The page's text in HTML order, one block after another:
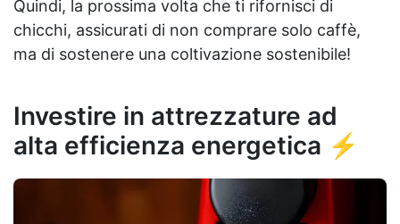
Quindi, la prossima volta che ti rifornisci di
chicchi, assicurati di non comprare solo caffè,
ma di sostenere una coltivazione sostenibile!
Investire in attrezzature ad
alta efficienza energetica ⚡️